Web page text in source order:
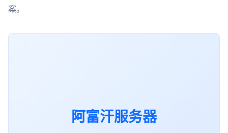
案。
阿富汗服务器